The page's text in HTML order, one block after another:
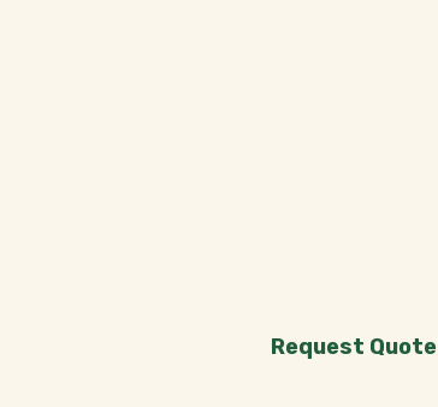
Request Quote